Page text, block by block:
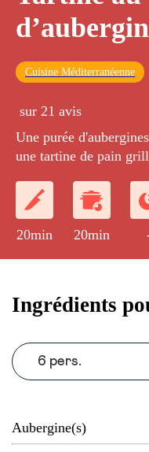
Cuisine Méditerranéenne
sur 21 avis
Une purée
une tartine de pain
20min 20min
Ingrédients
6 pers.
Aubergine(s)